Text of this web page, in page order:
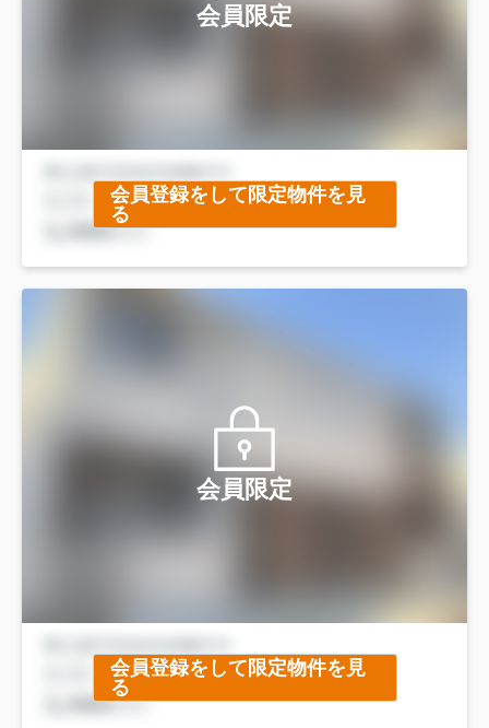
会員限定
会員登録をして限定物件を見
る
会員限定
会員登録をして限定物件を見
る